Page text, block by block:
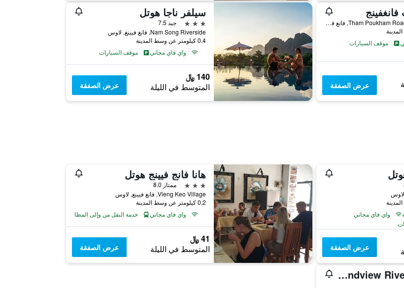
Tham Poukham Road, Huay Yae Village, فانغ فيينغ, لاوس
موقف السيارات
عرض الصفقة
سيلفر ناجا هوتل
3 نجوم
جيد 7.5
Nam Song Riverside, فانغ فيينغ, لاوس
0.4 كيلومتر عن وسط المدينة
واي فاي مجاني
موقف السيارات
140 ﷼
المتوسط في الليلة عرض الصفقة
واي فاي مجاني
عرض الصفقة
هانا فانج فيينج هوتل
3 نجوم
ممتاز 8.0
Vieng Keo Village, فانغ فيينغ, لاوس
0.2 كيلومتر عن وسط المدينة
واي فاي مجاني
خدمة النقل من وإلى المطار
41 ﷼
المتوسط في الليلة عرض الصفقة
Grandview Riverside Hotel